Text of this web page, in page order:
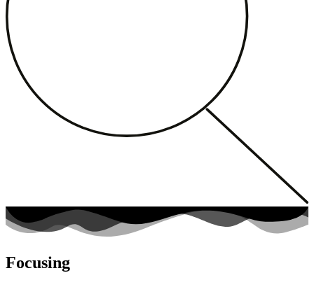
Focusing